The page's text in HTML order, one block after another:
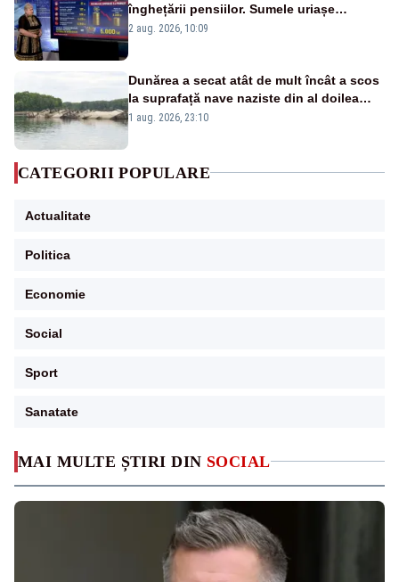
MAI MULTE ȘTIRI DIN SOCIAL
înghețării pensiilor. Sumele uriașe
pierdute de fiecare român
2 aug. 2026, 10:09
Dunărea a secat atât de mult încât a scos
la suprafață nave naziste din al doilea
război mondial
1 aug. 2026, 23:10
CATEGORII POPULARE
Actualitate
Politica
Economie
Social
Sport
Sanatate